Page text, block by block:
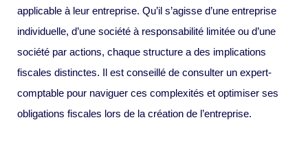
applicable à leur entreprise. Qu’il s’agisse d’une entreprise
individuelle, d’une société à responsabilité limitée ou d’une
société par actions, chaque structure a des implications
fiscales distinctes. Il est conseillé de consulter un expert-
comptable pour naviguer ces complexités et optimiser ses
obligations fiscales lors de la création de l’entreprise.